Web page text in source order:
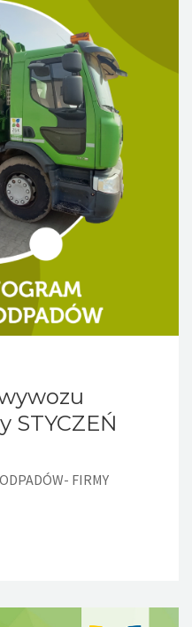
STYCZEŃ
FIRMY